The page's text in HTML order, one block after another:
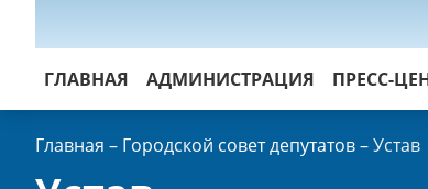
ГЛАВНАЯ АДМИНИСТРАЦИЯ ПРЕСС-
Главная – Городской совет депутатов–Устав